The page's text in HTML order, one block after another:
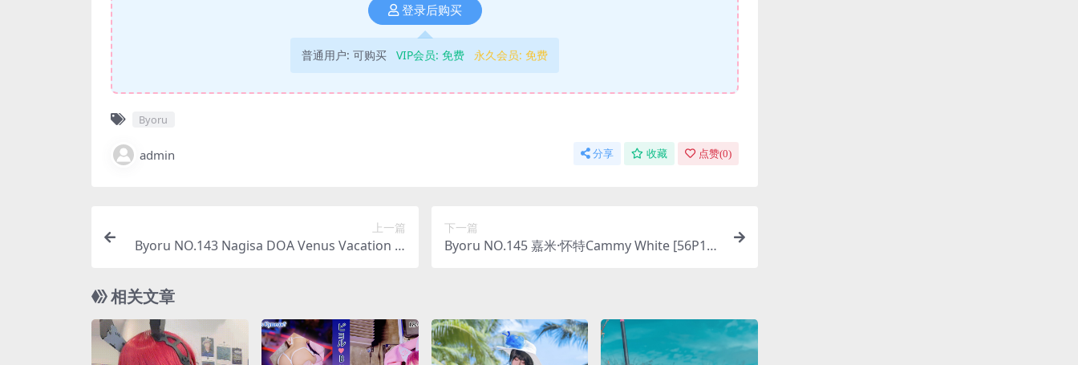
登录后购买
普通用户: 可购买 VIP会员: 免费 永久会员: 免费
Byoru
admin 分享 收藏 点赞(0)
上一篇
Byoru NO.143 Nagisa DOA Venus Vacation [3
下一篇
Byoru NO.145 嘉米·怀特Cammy White [56P12
相关文章